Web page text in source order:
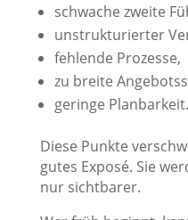
schwache zweite
unstrukturierter
fehlende Prozesse,
zu breite
geringe Planbarkeit.
Diese Punkte
gutes Exposé. Sie
nur sichtbarer.